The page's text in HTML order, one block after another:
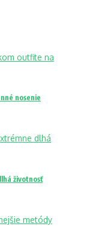
nosenie
životnosť